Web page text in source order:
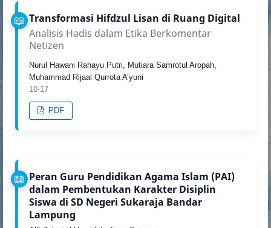
Transformasi Hifdzul Lisan di Ruang Digital
Analisis Hadis dalam Etika Berkomentar
Netizen
Nurul Hawani Rahayu Putri, Mutiara Samrotul Aropah,
Muhammad Rijaal Qurrota A’yuni
10-17
PDF
Peran Guru Pendidikan Agama Islam (PAI)
dalam Pembentukan Karakter Disiplin
Siswa di SD Negeri Sukaraja Bandar
Lampung